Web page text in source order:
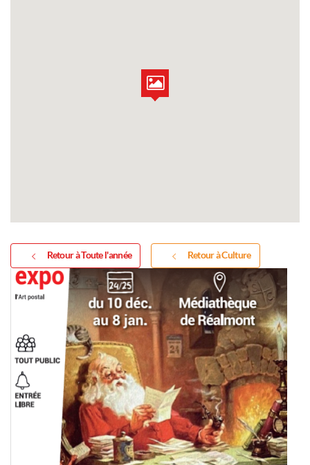
Retour à Toute l'année Retour à Culture